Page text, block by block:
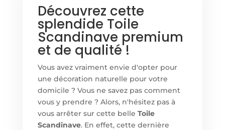
Découvrez cette
splendide Toile
Scandinave premium
et de qualité !
Vous avez vraiment envie d'opter pour
une décoration naturelle pour votre
domicile ? Vous ne savez pas comment
vous y prendre ? Alors, n'hésitez pas à
vous arrêter sur cette belle Toile
Scandinave. En effet, cette dernière